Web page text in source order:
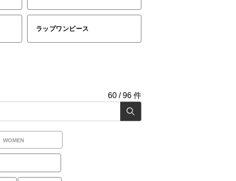
ラップワンピース
60 /96 件
WOMEN